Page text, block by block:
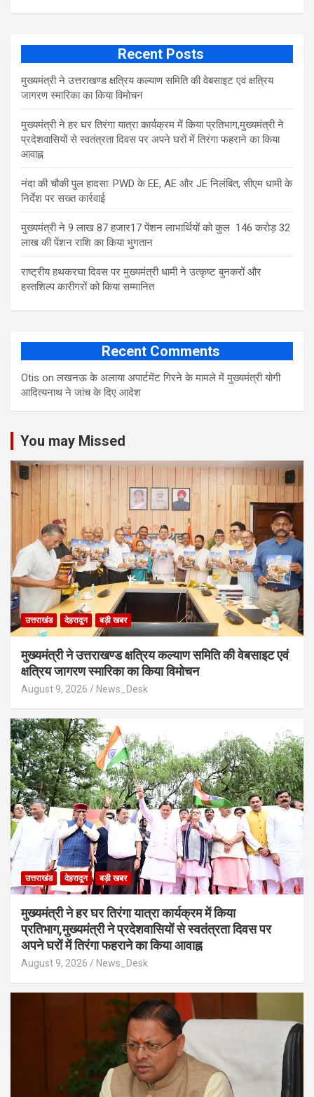
Recent Posts
मुख्यमंत्री ने उत्तराखण्ड क्षत्रिय कल्याण समिति की वेबसाइट एवं क्षत्रिय
जागरण स्मारिका का किया विमोचन
मुख्यमंत्री ने हर घर तिरंगा यात्रा कार्यक्रम में किया प्रतिभाग,मुख्यमंत्री ने
प्रदेशवासियों से स्वतंत्रता दिवस पर अपने घरों में तिरंगा फहराने का किया
आवाह्न
नंदा की चौकी पुल हादसा: PWD के EE, AE और JE निलंबित, सीएम धामी के
निर्देश पर सख्त कार्रवाई
मुख्यमंत्री ने 9 लाख 87 हजार17 पेंशन लाभार्थियों को कुल 146 करोड़ 32
लाख की पेंशन राशि का किया भुगतान
राष्ट्रीय हथकरघा दिवस पर मुख्यमंत्री धामी ने उत्कृष्ट बुनकरों और
हस्तशिल्प कारीगरों को किया सम्मानित
Recent Comments
Otis onलखनऊ के अलाया अपार्टमेंट गिरने के मामले में मुख्‍यमंत्री योगी
आद‍ित्‍यनाथ ने जांच के द‍िए आदेश
You may Missed
उत्तराखंड देहरादून बड़ी खबर
मुख्यमंत्री ने उत्तराखण्ड क्षत्रिय कल्याण समिति की वेबसाइट एवं
क्षत्रिय जागरण स्मारिका का किया विमोचन
August 9, 2026 News_Desk
उत्तराखंड देहरादून बड़ी खबर
मुख्यमंत्री ने हर घर तिरंगा यात्रा कार्यक्रम में किया
प्रतिभाग,मुख्यमंत्री ने प्रदेशवासियों से स्वतंत्रता दिवस पर
अपने घरों में तिरंगा फहराने का किया आवाह्न
August 9, 2026 News_Desk